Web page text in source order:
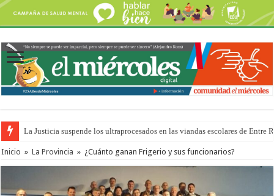
La Justicia suspende los ultraprocesados en las viandas escolares de Entre
Se presentará la obra “La Runfla de los Macanos”
Inicio » La Provincia » ¿Cuánto ganan Frigerio y sus funcionarios?